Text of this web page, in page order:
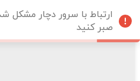
ارتباط با سرور دچار مشکل
صبر کنید